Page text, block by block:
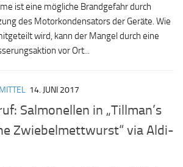
ist eine mögliche Brandgefahr durch
des Motorkondensators der Geräte. Wie
wird, kann der Mangel durch eine
vor Ort...
14. JUNI 2017
Salmonellen in „Tillman’s
Zwiebelmettwurst“ via Aldi-